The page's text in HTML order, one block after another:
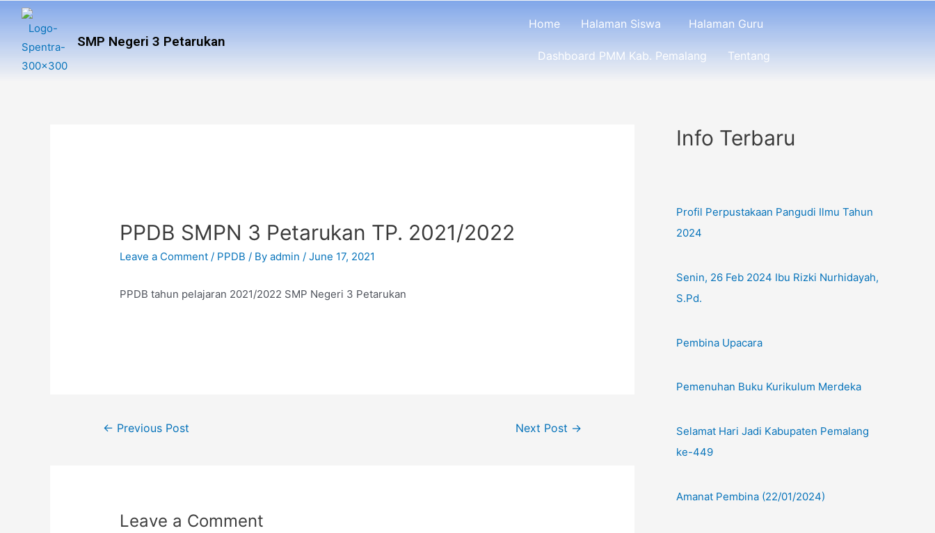
SMP Negeri 3 Petarukan
Home Halaman Siswa Halaman Guru
Dashboard PMM Kab. Pemalang Tentang
PPDB SMPN 3 Petarukan TP. 2021/2022
Leave a Comment / PPDB / Byadmin /June 17, 2021
PPDB tahun pelajaran 2021/2022 SMP Negeri 3 Petarukan
← Previous Post Next Post →
Leave a Comment
Info Terbaru
Profil Perpustakaan Pangudi Ilmu Tahun
2024
Senin, 26 Feb 2024 Ibu Rizki Nurhidayah,
S.Pd.
Pembina Upacara
Pemenuhan Buku Kurikulum Merdeka
Selamat Hari Jadi Kabupaten Pemalang
ke-449
Amanat Pembina (22/01/2024)